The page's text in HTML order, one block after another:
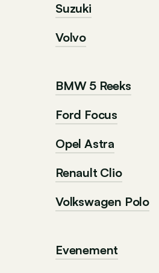
Suzuki
Volvo
BMW 5 Reeks
Ford Focus
Opel Astra
Renault Clio
Volkswagen Polo
Evenement